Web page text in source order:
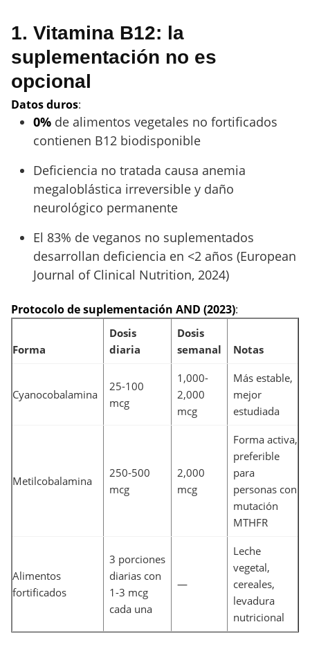
1. Vitamina B12: la
suplementación no es
opcional
Datos duros:
0% de alimentos vegetales no fortificados
contienen B12 biodisponible
Deficiencia no tratada causa anemia
megaloblástica irreversible y daño
neurológico permanente
El 83% de veganos no suplementados
desarrollan deficiencia en <2 años (European
Journal of Clinical Nutrition, 2024)
Protocolo de suplementación AND (2023):
Forma
Dosis
diaria
Dosis
semanal
Notas
Cyanocobalamina
25-100
mcg
1,000-
2,000
mcg
Más estable,
mejor
estudiada
Metilcobalamina
250-500
mcg
2,000
mcg
Forma activa,
preferible
para
personas con
mutación
MTHFR
Alimentos
fortificados
3 porciones
diarias con
1-3 mcg
cada una
—
Leche
vegetal,
cereales,
levadura
nutricional